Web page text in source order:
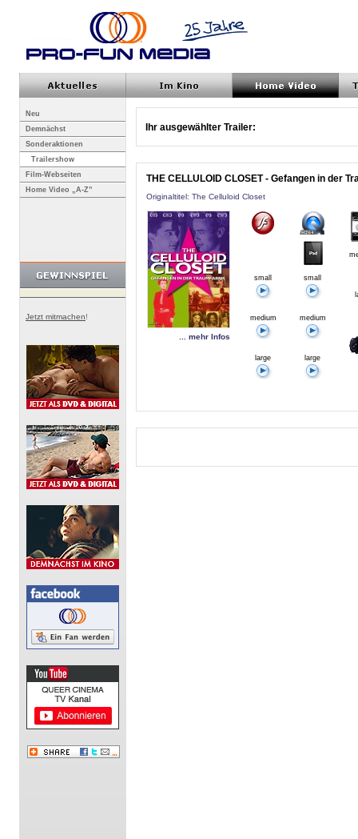
Neu
Demnächst
Sonderaktionen
Trailershow
Film-Webseiten
Home Video „A-Z”
Jetzt mitmachen!
Ihr ausgewählter Trailer:
THE CELLULOID CLOSET - Gefangen in der
Originaltitel: The Celluloid Closet
... mehr Infos
small
medium
large
small
medium
large